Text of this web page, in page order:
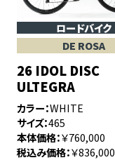
ロードバイク
DE ROSA
26 IDOL DISC
ULTEGRA
カラー WHITE
サイズ 465
本体価格 ￥760,000
税込み価格 ￥836,000